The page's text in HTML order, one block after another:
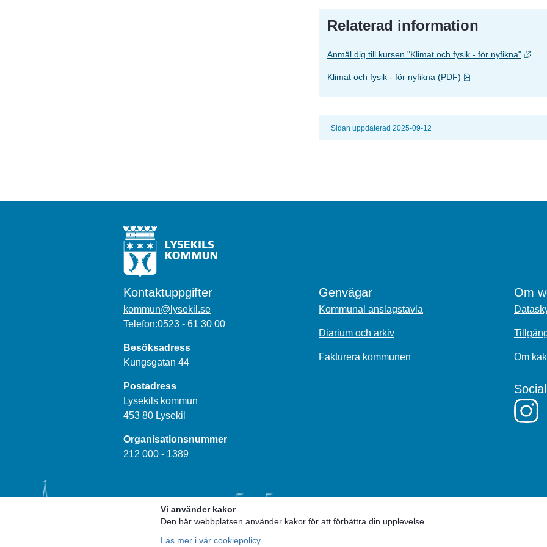
Vi använder kakor
Den här webbplatsen använder kakor för att förbättra din upplevelse.
Läs mer i vår cookiepolicy
Relaterad information
Anmäl dig till kursen "Klimat och fysik - för nyfikna"
Klimat och fysik - för nyfikna (PDF) Pdf, 171.1 kB,
Sidan uppdaterad 2025-09-12
Kontaktuppgifter
kommun@lysekil.se
Telefon:0523 - 61 30 00
Besöksadress
Kungsgatan 44
Postadress
Lysekils kommun
453 80 Lysekil
Organisationsnummer
212 000 - 1389
Genvägar
Kommunal anslagstavla
Diarium och arkiv
Fakturera kommunen
Om
Om